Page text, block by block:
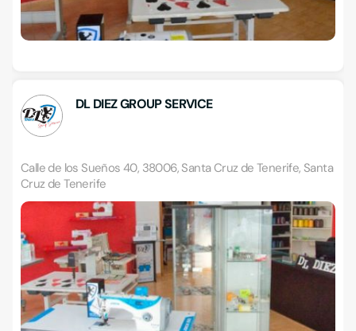
DL DIEZ GROUP SERVICE
Calle de los Sueños 40, 38006, Santa Cruz de Tenerife, Santa
Cruz de Tenerife